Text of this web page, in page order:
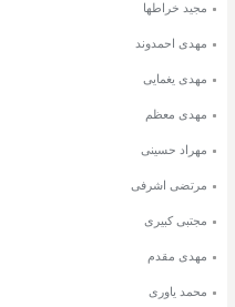
مجید خراطها
مهدی احمدوند
مهدی یغمایی
مهدی معظم
مهراد حسینی
مرتضی اشرفی
مجتبی کبیری
مهدی مقدم
محمد یاوری